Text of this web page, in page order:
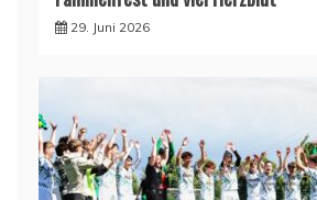
29. Juni 2026